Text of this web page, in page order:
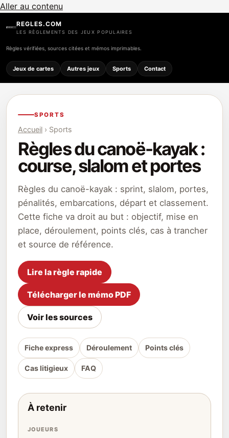
Aller au contenu
REGLES.COM
LES RÈGLEMENTS DES JEUX POPULAIRES
Règles vérifiées, sources citées et mémos imprimables.
Jeux de cartes Autres jeux Sports Contact
SPORTS
Accueil › Sports
Règles du canoë-kayak :
course, slalom et portes
Règles du canoë-kayak : sprint, slalom, portes,
pénalités, embarcations, départ et classement.
Cette fiche va droit au but : objectif, mise en
place, déroulement, points clés, cas à trancher
et source de référence.
Lire la règle rapide
Télécharger le mémo PDF
Voir les sources
Fiche express Déroulement Points clés
Cas litigieux FAQ
À retenir
JOUEURS